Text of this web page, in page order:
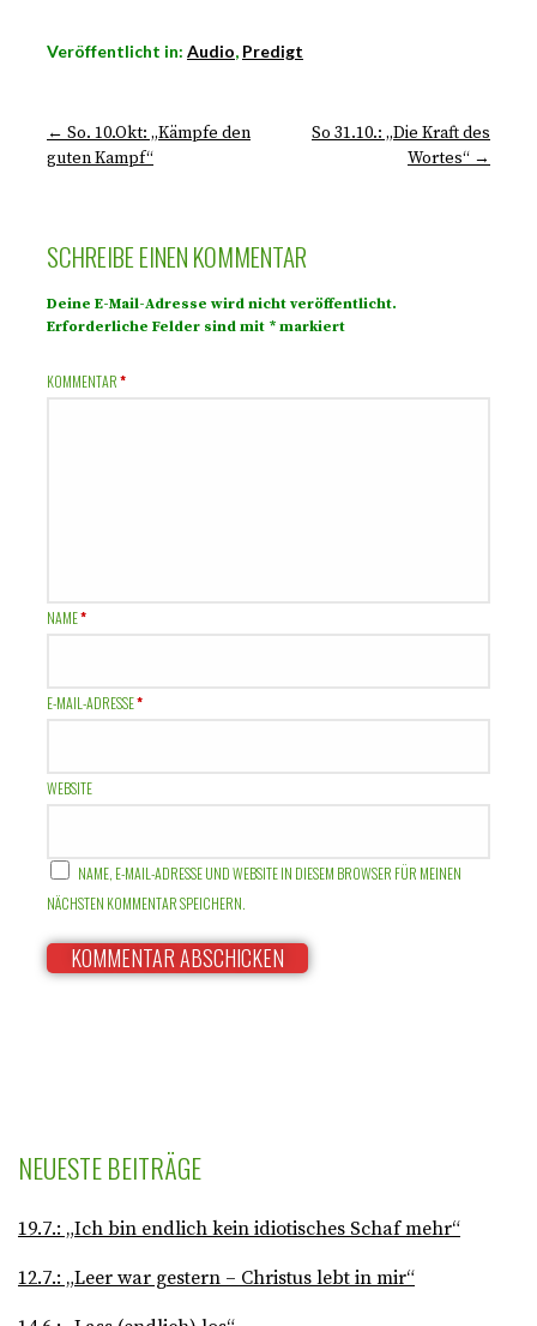
Veröffentlicht in: Audio, Predigt
← So. 10.Okt: „Kämpfe den
guten Kampf“
So 31.10.: „Die Kraft des
Wortes“ →
SCHREIBE EINEN KOMMENTAR
Deine E-Mail-Adresse wird nicht veröffentlicht.
Erforderliche Felder sind mit * markiert
KOMMENTAR*
NAME*
E-MAIL-ADRESSE*
WEBSITE
NAME, E-MAIL-ADRESSE UND WEBSITE IN DIESEM BROWSER FÜR MEINEN
NÄCHSTEN KOMMENTAR SPEICHERN.
NEUESTE BEITRÄGE
19.7.: „Ich bin endlich kein idiotisches Schaf mehr“
12.7.: „Leer war gestern – Christus lebt in mir“